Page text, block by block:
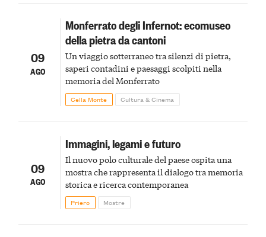
09
AGO
Monferrato degli Infernot: ecomuseo
della pietra da cantoni
Un viaggio sotterraneo tra silenzi di pietra,
saperi contadini e paesaggi scolpiti nella
memoria del Monferrato
Cella Monte Cultura & Cinema
09
AGO
Immagini, legami e futuro
Il nuovo polo culturale del paese ospita una
mostra che rappresenta il dialogo tra memoria
storica e ricerca contemporanea
Priero Mostre